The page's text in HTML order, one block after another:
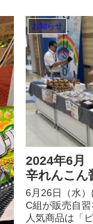
お知らせ
2024年6
辛れんこん
6月26日（水
C組が販売自
人気商品は「